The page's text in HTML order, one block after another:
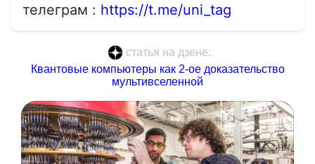
телеграм : https://t.me/uni_tag
статья на дзене:
Квантовые компьютеры как 2-ое доказательство
мультивселенной